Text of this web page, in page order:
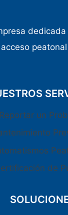
Reportar un
de